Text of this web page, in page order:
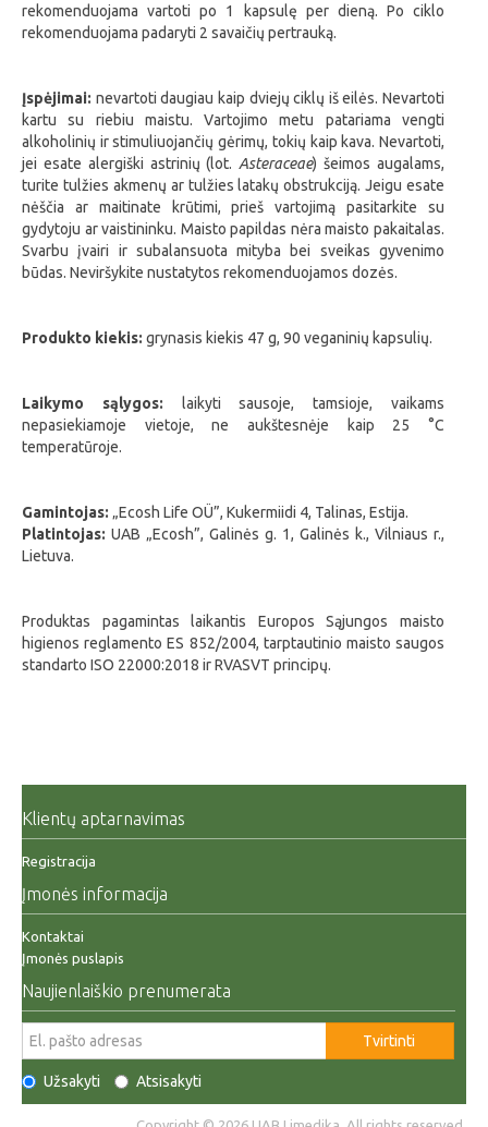
rekomenduojama vartoti po 1 kapsulę per dieną. Po ciklo
rekomenduojama padaryti 2 savaičių pertrauką.
Įspėjimai: nevartoti daugiau kaip dviejų ciklų iš eilės. Nevartoti
kartu su riebiu maistu. Vartojimo metu patariama vengti
alkoholinių ir stimuliuojančių gėrimų, tokių kaip kava. Nevartoti,
jei esate alergiški astrinių (lot. Asteraceae) šeimos augalams,
turite tulžies akmenų ar tulžies latakų obstrukciją. Jeigu esate
nėščia ar maitinate krūtimi, prieš vartojimą pasitarkite su
gydytoju ar vaistininku. Maisto papildas nėra maisto pakaitalas.
Svarbu įvairi ir subalansuota mityba bei sveikas gyvenimo
būdas. Neviršykite nustatytos rekomenduojamos dozės.
Produkto kiekis: grynasis kiekis 47 g, 90 veganinių kapsulių.
Laikymo sąlygos: laikyti sausoje, tamsioje, vaikams
nepasiekiamoje vietoje, ne aukštesnėje kaip 25 °C
temperatūroje.
Gamintojas: „Ecosh Life OÜ”, Kukermiidi 4, Talinas, Estija.
Platintojas: UAB „Ecosh”, Galinės g. 1, Galinės k., Vilniaus r.,
Lietuva.
Produktas pagamintas laikantis Europos Sąjungos maisto
higienos reglamento ES 852/2004, tarptautinio maisto saugos
standarto ISO 22000:2018 ir RVASVT principų.
Klientų aptarnavimas
Registracija
Įmonės informacija
Kontaktai
Įmonės puslapis
Naujienlaiškio prenumerata
Tvirtinti
Užsakyti Atsisakyti